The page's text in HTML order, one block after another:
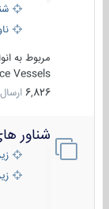
مربوط به
Vessels
6,826 ارسال ها
شناور